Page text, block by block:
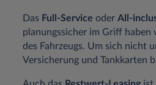
Das Full-Service oder All-
planungssicher im Griff
des Fahrzeugs. Um sich nicht
Versicherung und Tankkarten